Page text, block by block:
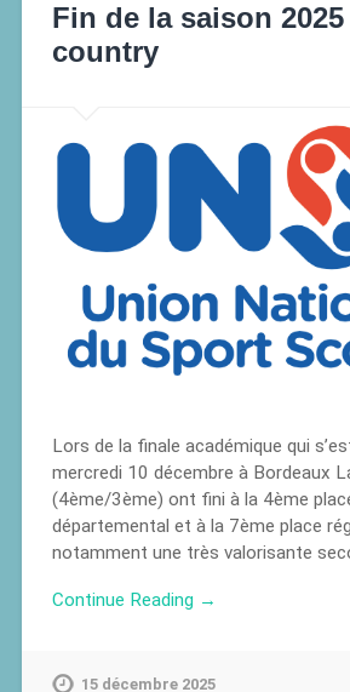
Fin de la saison
country
Lors de la finale académique qui
mercredi 10 décembre à Bordeaux
(4ème/3ème) ont fini à la 4ème
départemental et à la 7ème place
notamment une très valorisante
Continue Reading →
15 décembre 2025